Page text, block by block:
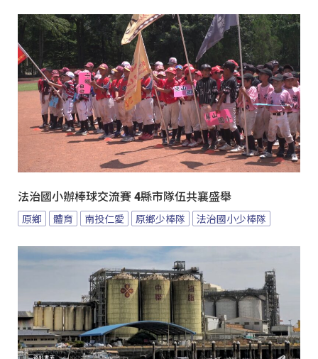
法治國小辦棒球交流賽 4縣市隊伍共襄盛舉
原鄉 體育 南投仁愛 原鄉少棒隊 法治國小少棒隊